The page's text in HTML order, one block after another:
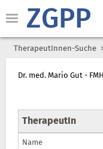
ZGPP
TherapeutInnen-Suche
Dr. med. Mario Gut -
TherapeutIn
Name